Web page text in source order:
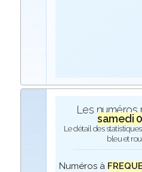
Les numéros
samedi
Le détail des
bleu et
Numéros à